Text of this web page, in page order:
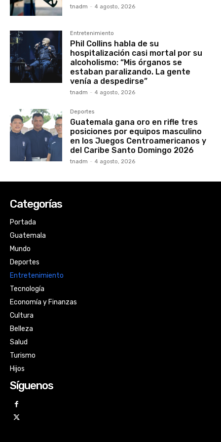
tnadm - 4 agosto, 2026
Entretenimiento
Phil Collins habla de su
hospitalización casi mortal por su
alcoholismo: “Mis órganos se
estaban paralizando. La gente
venía a despedirse”
tnadm - 4 agosto, 2026
Deportes
Guatemala gana oro en rifle tres
posiciones por equipos masculino
en los Juegos Centroamericanos y
del Caribe Santo Domingo 2026
tnadm - 4 agosto, 2026
Categorías
Portada
Guatemala
Mundo
Deportes
Entretenimiento
Tecnología
Economía y Finanzas
Cultura
Belleza
Salud
Turismo
Hijos
Síguenos